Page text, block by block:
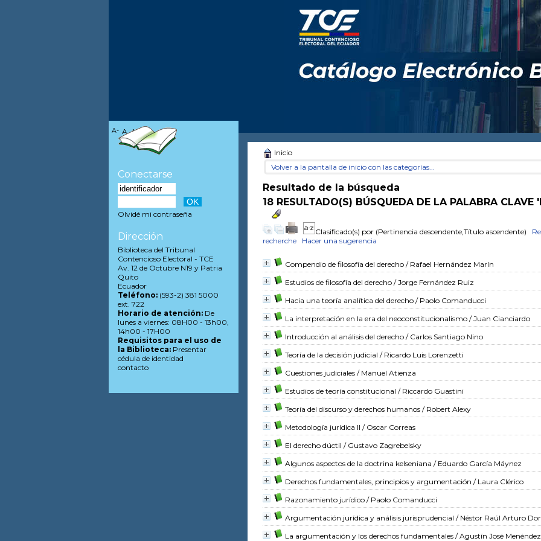
Inicio
Volver a la pantalla de inicio con las categorías...
Resultado de la búsqueda
18 RESULTADO(S) BÚSQUEDA DE LA PALABRA CLAVE
Clasificado(s) por (Pertinencia descendente,Título ascendente)
recherche
Hacer una sugerencia
Compendio de filosofía del derecho/ Rafael Hernández Marín
Estudios de filosofía del derecho/ Jorge Fernández Ruiz
Hacia una teoría analítica del derecho/ Paolo Comanducci
La interpretación en la era del neoconstitucionalismo/ Juan Cianciardo
Introducción al análisis del derecho/ Carlos Santiago Nino
Teoría de la decisión judicial / Ricardo Luis Lorenzetti
Cuestiones judiciales/ Manuel Atienza
Estudios de teoría constitucional / Riccardo Guastini
Teoría del discurso y derechos humanos/ Robert Alexy
Metodología jurídica II / Oscar Correas
El derecho dúctil / Gustavo Zagrebelsky
Algunos aspectos de la doctrina kelseniana / Eduardo García Máynez
Derechos fundamentales, principios y argumentación / Laura Clérico
Razonamiento jurídico/ Paolo Comanducci
Argumentación jurídica y análisis jurisprudencial / Néstor Raúl Arturo
La argumentación y los derechos fundamentales/ Agustín José Menéndez
A- A A+
Conectarse
Olvidé mi contraseña
Dirección
Biblioteca del Tribunal
Contencioso Electoral - TCE
Av. 12 de Octubre N19 y Patria
Quito
Ecuador
Teléfono:(593-2) 381 5000
ext. 722
Horario de atención:De
lunes a viernes: 08H00 - 13h00,
14h00 - 17H00
Requisitos para el uso de
la Biblioteca:Presentar
cédula de identidad
contacto